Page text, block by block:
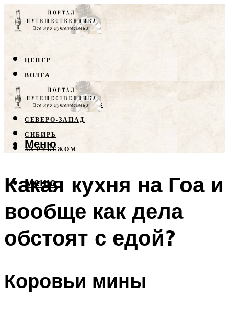
ЦЕНТР
ВОЛГА
КРЫМ
СЕВЕРНЫЙ КАВКАЗ
СЕВЕРО-ЗАПАД
СИБИРЬ
ЗА РУБЕЖОМ
Меню
Меню
Какая кухня на Гоа и
вообще как дела
обстоят с едой?
Коровьи мины